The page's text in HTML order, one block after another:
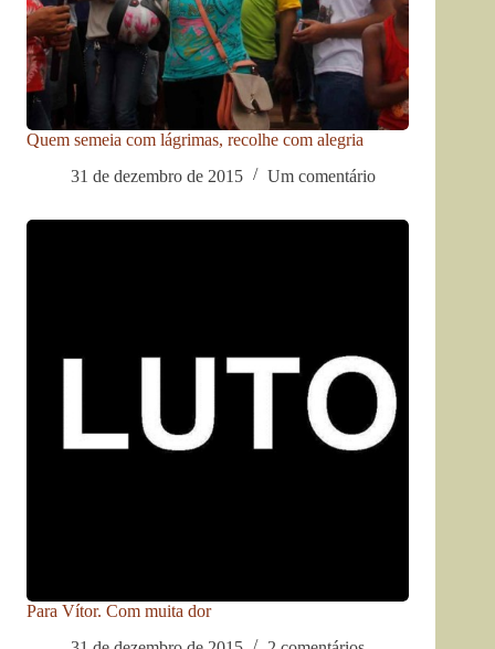
Quem semeia com lágrimas, recolhe com alegria
31 de dezembro de 2015
Um comentário
Para Vítor. Com muita dor